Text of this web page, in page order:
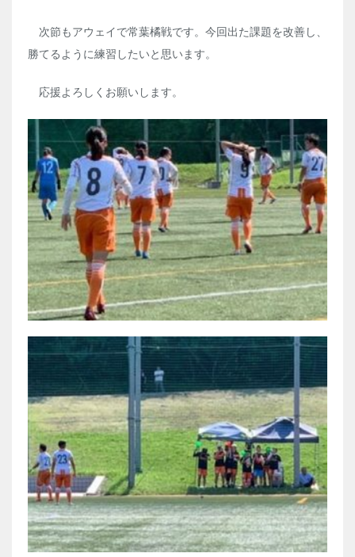
次節もアウェイで常葉橘戦です。今回出た課題を改善し、
勝てるように練習したいと思います。
応援よろしくお願いします。